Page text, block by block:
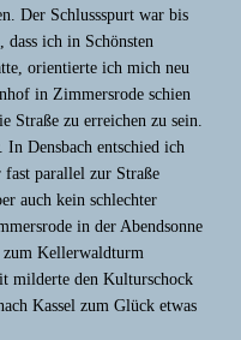
Der Schlussspurt war bis
dass ich in Schönsten
orientierte ich mich neu
in Zimmersrode schien
Straße zu erreichen zu sein.
In Densbach entschied ich
parallel zur Straße
auch kein schlechter
in der Abendsonne
zum Kellerwaldturm
milderte den Kulturschock
Kassel zum Glück etwas